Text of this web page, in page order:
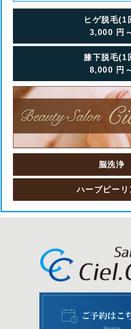
ヒゲ脱毛(1
3,000 円
膝下脱毛(1
8,000 円
脳洗浄
ハーブピーリ